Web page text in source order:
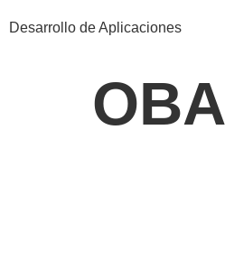
Desarrollo de Aplicaciones
OBA